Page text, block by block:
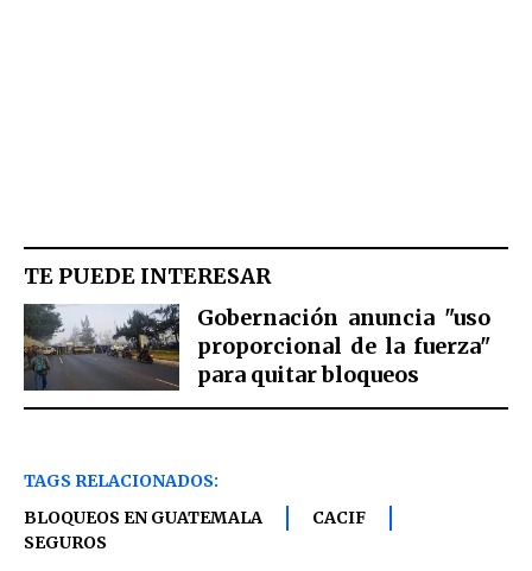
TE PUEDE INTERESAR
Gobernación anuncia "uso
proporcional de la fuerza"
para quitar bloqueos
TAGS RELACIONADOS:
BLOQUEOS EN GUATEMALA
CACIF
SEGUROS